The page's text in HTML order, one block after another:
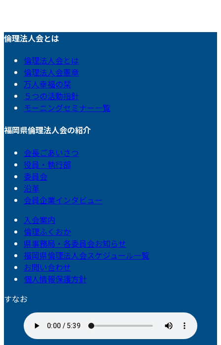
倫理法人会とは
倫理法人会とは
倫理法人会憲章
万人幸福の栞
５つの活動指針
モーニングセミナー一覧
福岡県倫理法人会の紹介
会長ごあいさつ
役員・執行部
委員会
沿革
会員企業インタビュー
入会案内
倫理ふくおか
県事務局・各委員会お知らせ
福岡県倫理法人会スケジュール一覧
お問い合わせ
個人情報保護方針
すなお